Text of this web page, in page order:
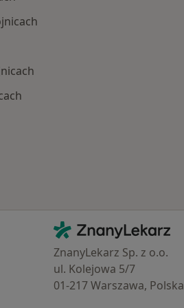
Kontakt
ZnanyLekarz - Strona główna
ZnanyLekarz Sp. z o.o.
ul. Kolejowa 5/7
01-217 Warszawa, Polska